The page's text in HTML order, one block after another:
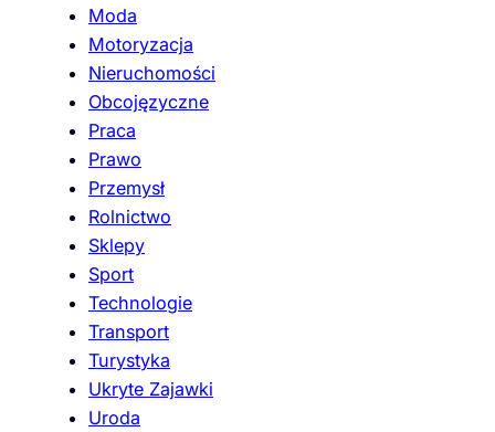
Moda
Motoryzacja
Nieruchomości
Obcojęzyczne
Praca
Prawo
Przemysł
Rolnictwo
Sklepy
Sport
Technologie
Transport
Turystyka
Ukryte Zajawki
Uroda